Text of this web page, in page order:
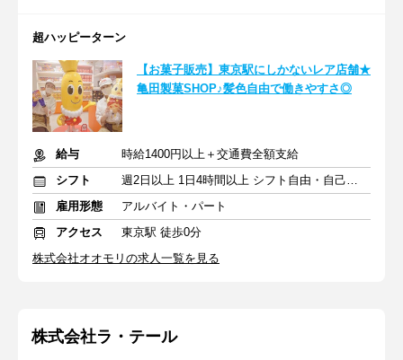
超ハッピーターン
【お菓子販売】東京駅にしかないレア店舗★
亀田製菓SHOP♪髪色自由で働きやすさ◎
給与
時給1400円以上＋交通費全額支給
シフト
週2日以上 1日4時間以上 シフト自由・自己申告
雇用形態
アルバイト・パート
アクセス
東京駅 徒歩0分
株式会社オオモリの求人一覧を見る
株式会社ラ・テール